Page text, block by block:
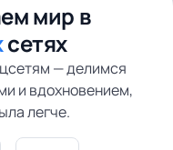
мир в
сетях
— делимся
и вдохновением,
легче.